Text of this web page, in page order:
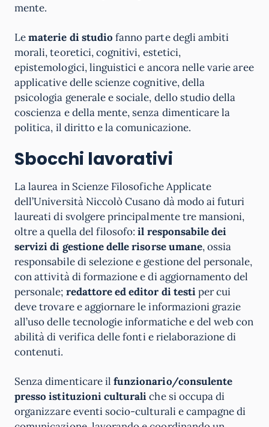
mente.
Lematerie di studio fanno parte degli ambiti
morali, teoretici, cognitivi, estetici,
epistemologici, linguistici e ancora nelle varie aree
applicative delle scienze cognitive, della
psicologia generale e sociale, dello studio della
coscienza e della mente, senza dimenticare la
politica, il diritto e la comunicazione.
Sbocchi lavorativi
La laurea in Scienze Filosofiche Applicate
dell’Università Niccolò Cusano dà modo ai futuri
laureati di svolgere principalmente tre mansioni,
oltre a quella del filosofo:il responsabile dei
servizi di gestione delle risorse umane, ossia
responsabile di selezione e gestione del personale,
con attività di formazione e di aggiornamento del
personale; redattore ed editor di testiper cui
deve trovare e aggiornare le informazioni grazie
all’uso delle tecnologie informatiche e del web con
abilità di verifica delle fonti e rielaborazione di
contenuti.
Senza dimenticare ilfunzionario/consulente
presso istituzioni culturaliche si occupa di
organizzare eventi socio-culturali e campagne di